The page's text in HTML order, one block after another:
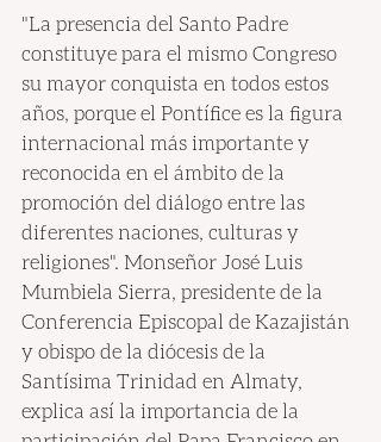
"La presencia del Santo Padre
constituye para el mismo Congreso
su mayor conquista en todos estos
años, porque el Pontífice es la figura
internacional más importante y
reconocida en el ámbito de la
promoción del diálogo entre las
diferentes naciones, culturas y
religiones". Monseñor José Luis
Mumbiela Sierra, presidente de la
Conferencia Episcopal de Kazajistán
y obispo de la diócesis de la
Santísima Trinidad en Almaty,
explica así la importancia de la